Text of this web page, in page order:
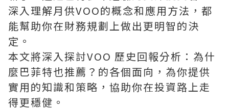
深入理解月供VOO的概念和應用方法，都
能幫助你在財務規劃上做出更明智的決
定。
本文將深入探討VOO 歷史回報分析：為什
麼巴菲特也推薦？的各個面向，為你提供
實用的知識和策略，協助你在投資路上走
得更穩健。